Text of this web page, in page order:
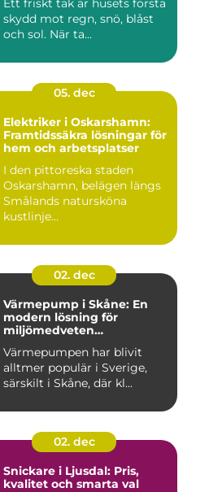
skydd mot regn, snö, blåst
och sol. När ta...
05. dec
Elektriker i Oskarshamn:
Framtidssäkra lösningar för
hem och arbetsplatser
I den pittoreska staden
Oskarshamn, belägen längs
Smålands natursköna
kustlinje...
02. dec
Värmepump i Skåne: En
modern lösning för
miljömedveten
Värmepumpen har blivit
alltmer populär i Sverige,
särskilt i Skåne, där kl...
02. dec
Snickare i Ljusdal: Pris,
kvalitet och smarta val